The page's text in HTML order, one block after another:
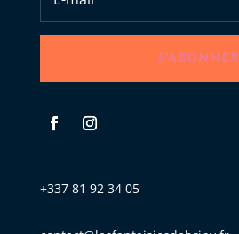
S'ABONNER
+337 81 92 34 05